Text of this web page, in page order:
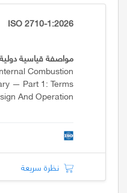
ISO 2710-1:2026
مواصفة قياسية دولية
Combustion
— Part 1: Terms
And Operation
نظرة سريعة